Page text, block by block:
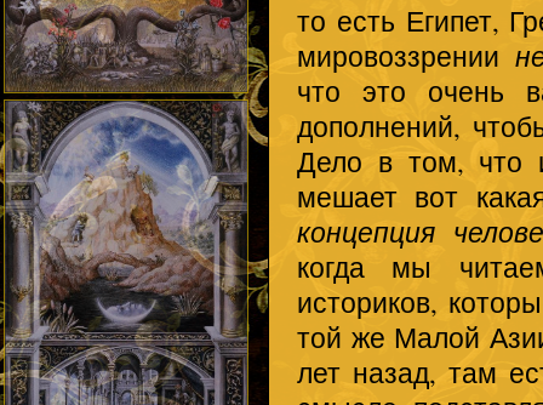
то есть Египет,
мировоззрении
что это очень
дополнений,
Дело в том, что
мешает вот
концепция
когда мы
историков,
той же Малой
лет назад, там